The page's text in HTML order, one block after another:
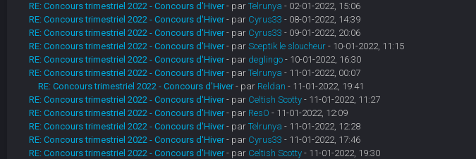
RE: Concours trimestriel 2022 - Concours d'Hiver - par Telrunya - 02-01-2022, 15:06
RE: Concours trimestriel 2022 - Concours d'Hiver - par Cyrus33 - 08-01-2022, 14:39
RE: Concours trimestriel 2022 - Concours d'Hiver - par Cyrus33 - 09-01-2022, 20:06
RE: Concours trimestriel 2022 - Concours d'Hiver - par Sceptik le sloucheur- 10-01-2022, 11:15
RE: Concours trimestriel 2022 - Concours d'Hiver - par deglingo- 10-01-2022, 16:30
RE: Concours trimestriel 2022 - Concours d'Hiver - par Telrunya - 11-01-2022, 00:07
RE: Concours trimestriel 2022 - Concours d'Hiver - par Reldan - 11-01-2022, 19:41
RE: Concours trimestriel 2022 - Concours d'Hiver - par Celtish Scotty- 11-01-2022, 11:27
RE: Concours trimestriel 2022 - Concours d'Hiver - par ResO - 11-01-2022, 12:09
RE: Concours trimestriel 2022 - Concours d'Hiver - par Telrunya - 11-01-2022, 12:28
RE: Concours trimestriel 2022 - Concours d'Hiver - par Cyrus33 - 11-01-2022, 17:46
RE: Concours trimestriel 2022 - Concours d'Hiver - par Celtish Scotty- 11-01-2022, 19:30